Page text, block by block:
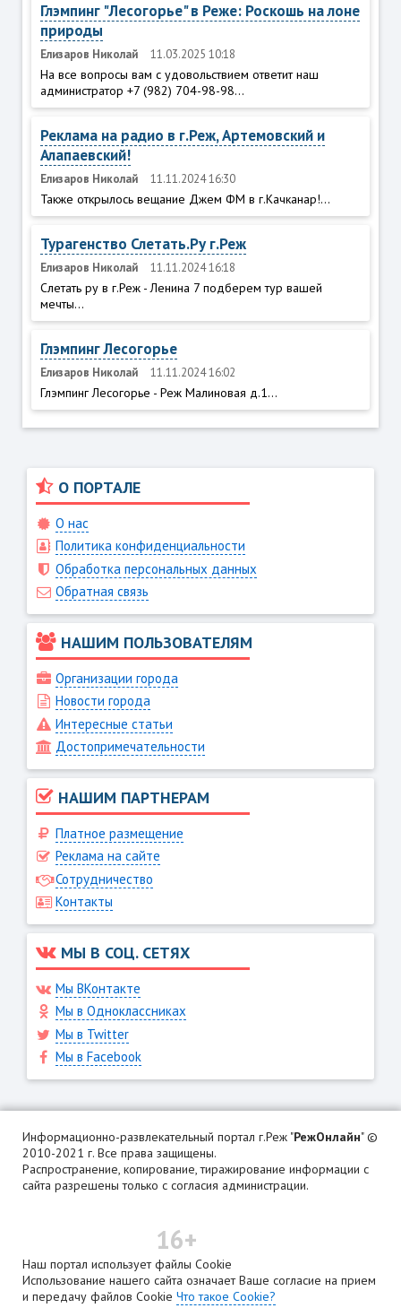
Глэмпинг "Лесогорье" в Реже: Роскошь на лоне
природы
Елизаров Николай 11.03.2025 10:18
На все вопросы вам с удовольствием ответит наш
администратор +7 (982) 704-98-98...
Реклама на радио в г.Реж, Артемовский и
Алапаевский!
Елизаров Николай 11.11.2024 16:30
Также открылось вещание Джем ФМ в г.Качканар!...
Турагенство Слетать.Ру г.Реж
Елизаров Николай 11.11.2024 16:18
Слетать ру в г.Реж - Ленина 7 подберем тур вашей
мечты...
Глэмпинг Лесогорье
Елизаров Николай 11.11.2024 16:02
Глэмпинг Лесогорье - Реж Малиновая д.1...
О ПОРТАЛЕ
О нас
Политика конфиденциальности
Обработка персональных данных
Обратная связь
НАШИМ ПОЛЬЗОВАТЕЛЯМ
Организации города
Новости города
Интересные статьи
Достопримечательности
НАШИМ ПАРТНЕРАМ
Платное размещение
Реклама на сайте
Сотрудничество
Контакты
МЫ В СОЦ. СЕТЯХ
Мы ВКонтакте
Мы в Одноклассниках
Мы в Twitter
Мы в Facebook
Информационно-развлекательный портал г.Реж "РежОнлайн" ©
2010-2021 г. Все права защищены.
Распространение, копирование, тиражирование информации с
сайта разрешены только с согласия администрации.
16+
Наш портал использует файлы Cookie
Использование нашего сайта означает Ваше согласие на прием
и передачу файлов Cookie Что такое Cookie?